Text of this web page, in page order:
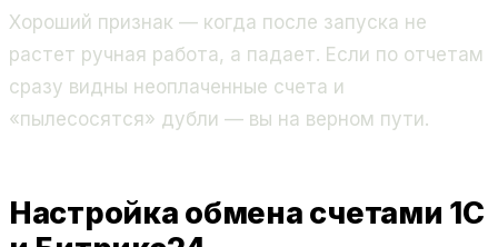
Хороший признак — когда после запуска не
растет ручная работа, а падает. Если по отчетам
сразу видны неоплаченные счета и
«пылесосятся» дубли — вы на верном пути.
Настройка обмена счетами 1С